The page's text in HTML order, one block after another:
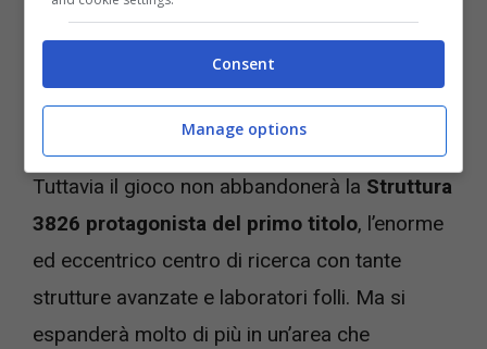
colonizzazione degli altri pianeti
allo spazio.“E’ l’inizio della trasformazione
delle persone,
verso le stelle
Tuttavia il gioco non abbandonerà la Struttura
3826 protagonista del primo titolo, l’enorme
ed eccentrico centro di ricerca con tante
strutture avanzate e laboratori folli. Ma si
espanderà molto di più in un’area che
Consent
Manage options